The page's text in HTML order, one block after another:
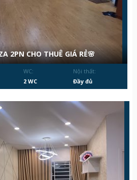
2PN CHO THUÊ GIÁ RẺ🌸
WC:
2 WC
Nội thất:
Đầy đủ